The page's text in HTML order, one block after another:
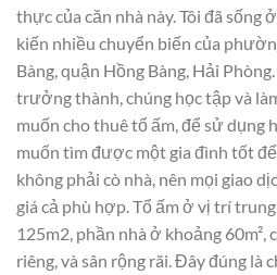
thực của căn nhà này. Tôi đã sống
kiến nhiều chuyển biến của
Bàng, quận Hồng Bàng, Hải
trưởng thành, chúng học tập và
muốn cho thuê tổ ấm, để sử dụng
muốn tìm được một gia đình tốt để
không phải cò nhà, nên mọi giao
giá cả phù hợp. Tổ ấm ở vị trí
125m2, phần nhà ở khoảng 60m²,
riêng, và sân rộng rãi. Đây đúng là